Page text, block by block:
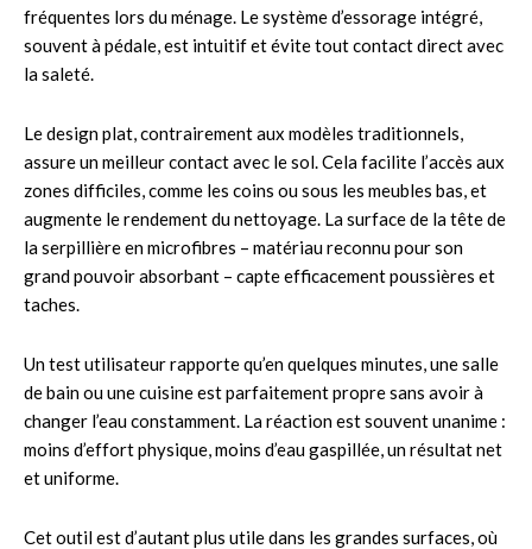
fréquentes lors du ménage. Le système d’essorage intégré,
souvent à pédale, est intuitif et évite tout contact direct avec
la saleté.
Le design plat, contrairement aux modèles traditionnels,
assure un meilleur contact avec le sol. Cela facilite l’accès aux
zones difficiles, comme les coins ou sous les meubles bas, et
augmente le rendement du nettoyage. La surface de la tête de
la serpillière en microfibres – matériau reconnu pour son
grand pouvoir absorbant – capte efficacement poussières et
taches.
Un test utilisateur rapporte qu’en quelques minutes, une salle
de bain ou une cuisine est parfaitement propre sans avoir à
changer l’eau constamment. La réaction est souvent unanime :
moins d’effort physique, moins d’eau gaspillée, un résultat net
et uniforme.
Cet outil est d’autant plus utile dans les grandes surfaces, où